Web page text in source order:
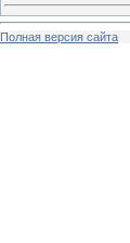
Полная версия сайта